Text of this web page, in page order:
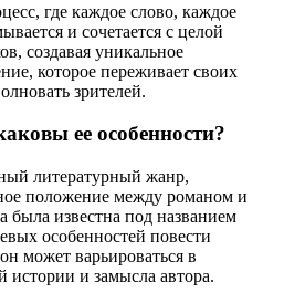
где каждое слово, каждое
и сочетается с целой
создавая уникальное
которое переживает своих
зрителей.
ее особенности?
литературный жанр,
положение между романом и
была известна под названием
особенностей повести
может варьироваться в
истории и замысла автора.